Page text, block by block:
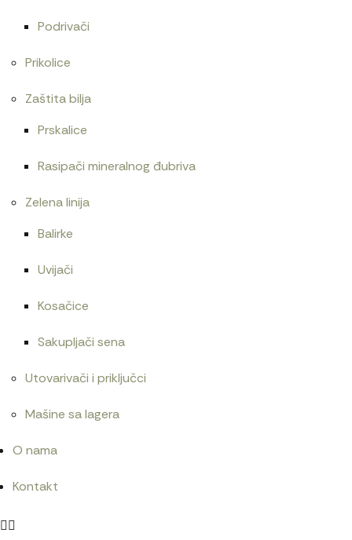
Podrivači
Prikolice
Zaštita bilja
Prskalice
Rasipači mineralnog đubriva
Zelena linija
Balirke
Uvijači
Kosačice
Sakupljači sena
Utovarivači i priključci
Mašine sa lagera
O nama
Kontakt
20.400